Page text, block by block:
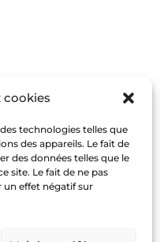
cookies
technologies telles que
des appareils. Le fait de
des données telles que le
site. Le fait de ne pas
effet négatif sur